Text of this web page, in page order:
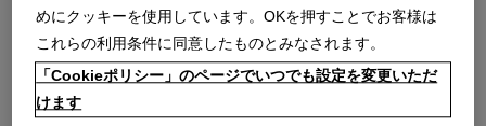
めにクッキーを使用しています。OKを押すことでお客様は
これらの利用条件に同意したものとみなされます。
「Cookieポリシー」のページでいつでも設定を変更いただ
けます